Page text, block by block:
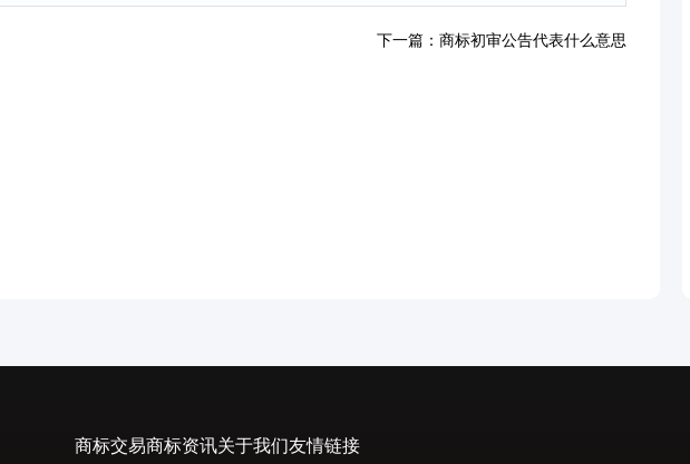
下一篇：商标初审公告代表什么意思
商标交易商标资讯关于我们友情链接